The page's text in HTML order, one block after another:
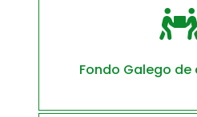

Fondo Galego